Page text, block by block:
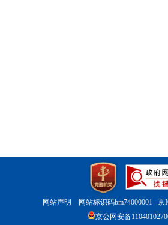
网站声明 网站标识码bm74000001 京
京公网安备